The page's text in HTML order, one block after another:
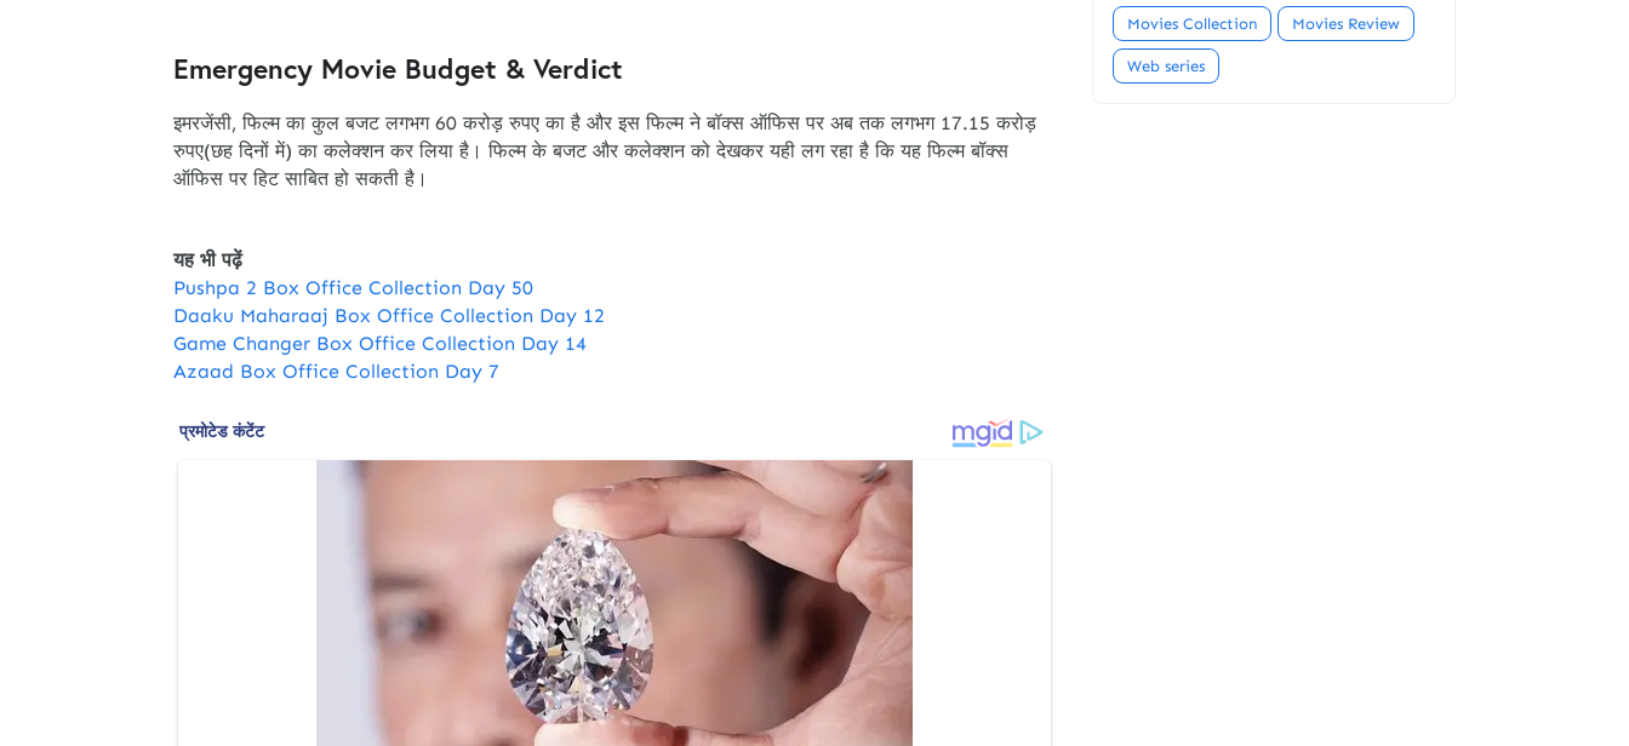
Emergency Movie Budget & Verdict
इमरजेंसी, फिल्म का कुल बजट लगभग 60 करोड़ रुपए का है और इस फिल्म ने बॉक्स ऑफिस पर अब तक लगभग 17.15 करोड़
रुपए(छह दिनों में) का कलेक्शन कर लिया है। फिल्म के बजट और कलेक्शन को देखकर यही लग रहा है कि यह फिल्म बॉक्स
ऑफिस पर हिट साबित हो सकती है।
यह भी पढ़ें
Pushpa 2 Box Office Collection Day 50
Daaku Maharaaj Box Office Collection Day 12
Game Changer Box Office Collection Day 14
Azaad Box Office Collection Day 7
Movies Collection Movies Review
Web series